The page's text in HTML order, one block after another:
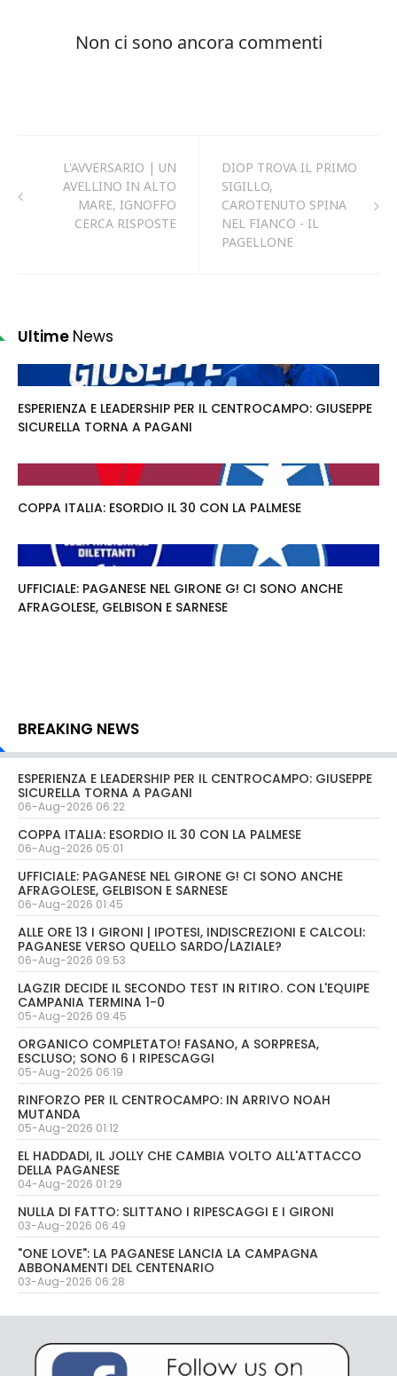
L'AVVERSARIO | UN
AVELLINO IN ALTO
MARE, IGNOFFO
CERCA RISPOSTE
DIOP TROVA IL PRIMO
SIGILLO,
CAROTENUTO SPINA
NEL FIANCO - IL
PAGELLONE
Ultime News
ESPERIENZA E LEADERSHIP PER IL CENTROCAMPO: GIUSEPPE
SICURELLA TORNA A PAGANI
COPPA ITALIA: ESORDIO IL 30 CON LA PALMESE
UFFICIALE: PAGANESE NEL GIRONE G! CI SONO ANCHE
AFRAGOLESE, GELBISON E SARNESE
BREAKING NEWS
ESPERIENZA E LEADERSHIP PER IL CENTROCAMPO: GIUSEPPE
SICURELLA TORNA A PAGANI
06-Aug-2026 06:22
COPPA ITALIA: ESORDIO IL 30 CON LA PALMESE
06-Aug-2026 05:01
UFFICIALE: PAGANESE NEL GIRONE G! CI SONO ANCHE
AFRAGOLESE, GELBISON E SARNESE
06-Aug-2026 01:45
ALLE ORE 13 I GIRONI | IPOTESI, INDISCREZIONI E CALCOLI:
PAGANESE VERSO QUELLO SARDO/LAZIALE?
06-Aug-2026 09:53
LAGZIR DECIDE IL SECONDO TEST IN RITIRO. CON L'EQUIPE
CAMPANIA TERMINA 1-0
05-Aug-2026 09:45
ORGANICO COMPLETATO! FASANO, A SORPRESA,
ESCLUSO; SONO 6 I RIPESCAGGI
05-Aug-2026 06:19
RINFORZO PER IL CENTROCAMPO: IN ARRIVO NOAH
MUTANDA
05-Aug-2026 01:12
EL HADDADI, IL JOLLY CHE CAMBIA VOLTO ALL'ATTACCO
DELLA PAGANESE
04-Aug-2026 01:29
NULLA DI FATTO: SLITTANO I RIPESCAGGI E I GIRONI
03-Aug-2026 06:49
"ONE LOVE": LA PAGANESE LANCIA LA CAMPAGNA
ABBONAMENTI DEL CENTENARIO
03-Aug-2026 06:28